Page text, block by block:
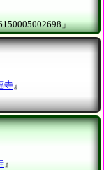
」
寺』
』